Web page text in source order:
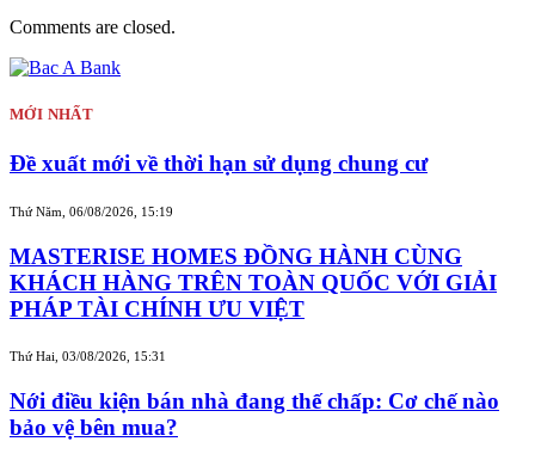
Comments are closed.
MỚI NHẤT
Đề xuất mới về thời hạn sử dụng chung cư
Thứ Năm, 06/08/2026, 15:19
MASTERISE HOMES ĐỒNG HÀNH CÙNG
KHÁCH HÀNG TRÊN TOÀN QUỐC VỚI GIẢI
PHÁP TÀI CHÍNH ƯU VIỆT
Thứ Hai, 03/08/2026, 15:31
Nới điều kiện bán nhà đang thế chấp: Cơ chế nào
bảo vệ bên mua?